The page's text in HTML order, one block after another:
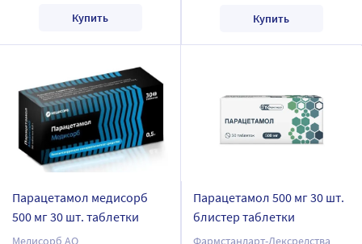
Купить Купить
Парацетамол медисорб
500 мг 30 шт. таблетки
Медисорб АО
Парацетамол 500 мг 30 шт.
блистер таблетки
Фармстандарт-Лексредства